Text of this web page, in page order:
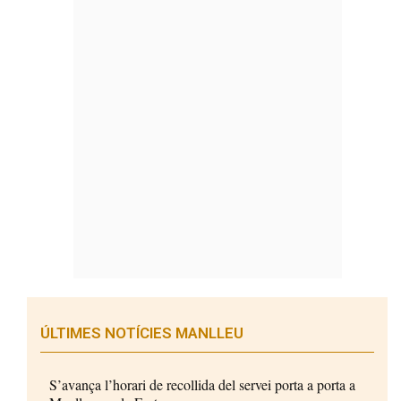
ÚLTIMES NOTÍCIES MANLLEU
S’avança l’horari de recollida del servei porta a porta a